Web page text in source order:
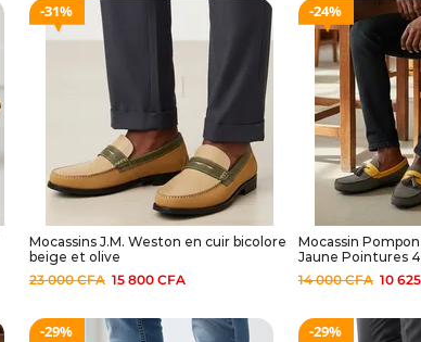
31%
Mocassins J.M. Weston en cuir bicolore
beige et olive
23 000CFA 15 800 CFA
24%
Mocassin
Jaune Pointures
14 000CFA 10 625
29% 29%